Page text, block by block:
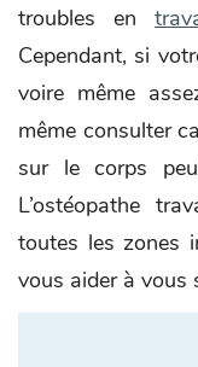
troubles en
Cependant, si
voire même
même consulter
sur le corps
L’ostéopathe
toutes les zones
vous aider à vous